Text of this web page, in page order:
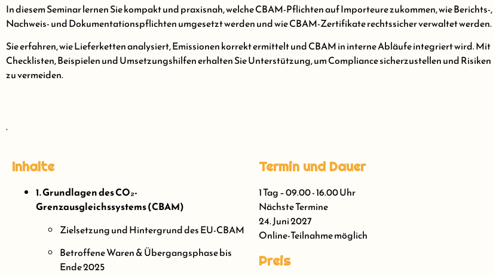
In diesem Seminar lernen Sie kompakt und praxisnah, welche CBAM-Pflichten auf Importeure zukommen, wie Berichts-,
Nachweis- und Dokumentationspflichten umgesetzt werden und wie CBAM-Zertifikate rechtssicher verwaltet werden.
Sie erfahren, wie Lieferketten analysiert, Emissionen korrekt ermittelt und CBAM in interne Abläufe integriert wird. Mit
Checklisten, Beispielen und Umsetzungshilfen erhalten Sie Unterstützung, um Compliance sicherzustellen und Risiken
zu vermeiden.
.
Inhalte
1. Grundlagen des CO₂-
Grenzausgleichssystems (CBAM)
Zielsetzung und Hintergrund des EU-CBAM
Betroffene Waren & Übergangsphase bis
Ende 2025
Termin und Dauer
1 Tag – 09.00 - 16.00 Uhr
Nächste Termine
24. Juni 2027
Online-Teilnahme möglich
Preis